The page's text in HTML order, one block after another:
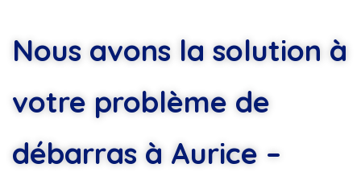
Nous avons la solution à
votre problème de
débarras à Aurice –